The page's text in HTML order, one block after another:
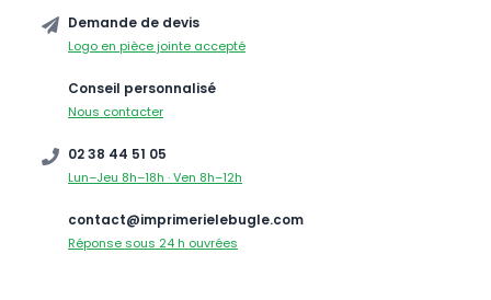
Demande de devis
Logo en pièce jointe accepté
Conseil personnalisé
Nous contacter
02 38 44 51 05
Lun–Jeu 8h–18h · Ven 8h–12h
contact@imprimerielebugle.com
Réponse sous 24 h ouvrées